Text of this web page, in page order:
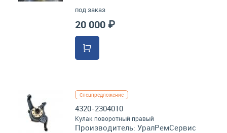
под заказ
20 000 ₽
Спецпредложение
4320-2304010
Кулак поворотный правый
Производитель: УралРемСервис